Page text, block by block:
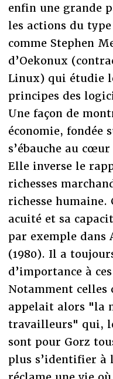
enfin une grande
les actions du
comme Stephen
d’Oekonux
Linux) qui étudie
principes des
Une façon de
économie, fondée
s’ébauche au
Elle inverse le
richesses
richesse humaine.
acuité et sa
par exemple
(1980). Il a
d’importance à
Notamment celles
appelait alors "la
travailleurs" qui,
sont pour Gorz
plus s’identifier